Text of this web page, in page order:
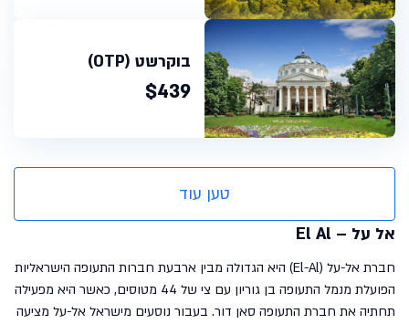
בוקרשט (OTP)
$439
טען עוד
אל על – El Al
חברת אל-על (El-Al) היא הגדולה מבין ארבעת חברות התעופה הישראליות
הפועלת מנמל התעופה בן גוריון עם צי של 44 מטוסים, כאשר היא מפעילה
תחתיה את חברת התעופה סאן דור. בעבור נוסעים מישראל אל-על מציעה